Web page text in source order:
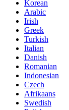
Korean
Arabic
Irish
Greek
Turkish
Italian
Danish
Romanian
Indonesian
Czech
Afrikaans
Swedish